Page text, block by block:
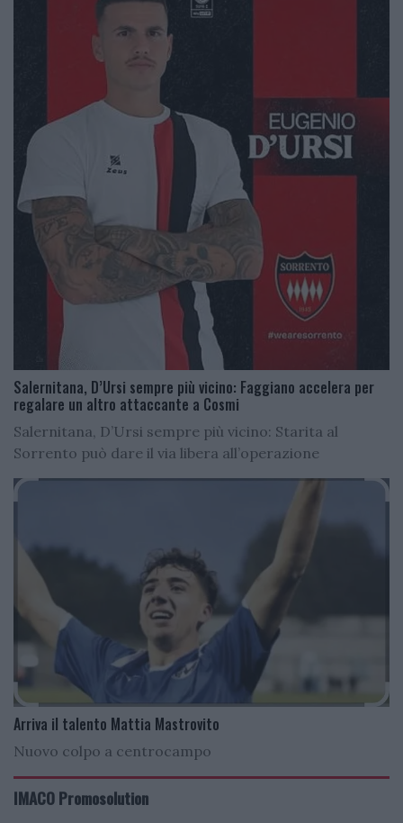
Salernitana, D’Ursi sempre più vicino: Faggiano accelera per
regalare un altro attaccante a Cosmi
Salernitana, D’Ursi sempre più vicino: Starita al
Sorrento può dare il via libera all’operazione
Arriva il talento Mattia Mastrovito
Nuovo colpo a centrocampo
IMACO Promosolution